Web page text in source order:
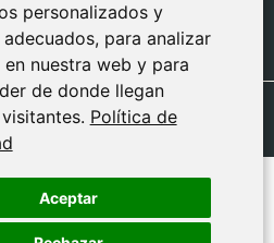
personalizados y
para analizar
nuestra web y para
de donde llegan
Política de
Aceptar
personalizados y
para analizar
nuestra web y para
de donde llegan
Política de
Aceptar